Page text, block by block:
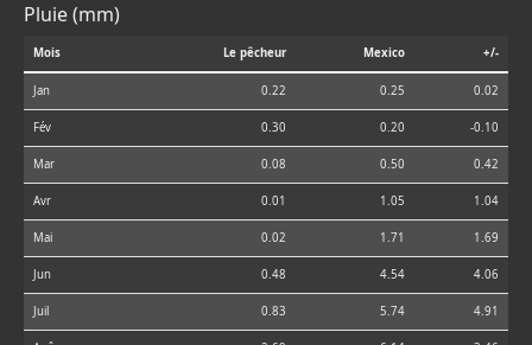
Pluie (mm)
Mois Le pêcheur Mexico +/-
Jan 0.22 0.25 0.02
Fév 0.30 0.20 -0.10
Mar 0.08 0.50 0.42
Avr 0.01 1.05 1.04
Mai 0.02 1.71 1.69
Jun 0.48 4.54 4.06
Juil 0.83 5.74 4.91